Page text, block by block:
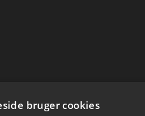
bruger cookies